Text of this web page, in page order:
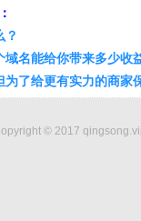
？
名能给你带来多少收
了给更有实力的商家
© 2017